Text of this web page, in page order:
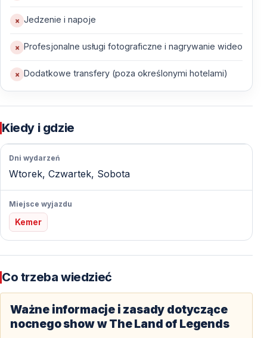
Łatwy transport z regionu Kemer
Nie musisz martwić się o dojazd! Oferujemywygodny
transfer z hoteli w Kemer, Tekirova, Camyuva, Kiris,
Goynuk i Beldibi
Nie przegap tej niesamowitej okazji, aby doświadczyć
magii The Land of Legends nocą!
wrażenia!
Jedzenie i napoje
Profesjonalne usługi fotograficzne i nagrywanie wideo
Dodatkowe transfery (poza określonymi hotelami)
Kiedy i gdzie
Dni wydarzeń
Wtorek, Czwartek, Sobota
Miejsce wyjazdu
Kemer
Co trzeba wiedzieć
Ważne informacje i zasady dotyczące
nocnego show w The Land of Legends